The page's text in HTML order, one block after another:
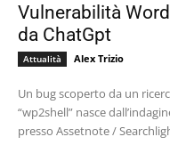
Vulnerabilità
da ChatGpt
Attualità Alex Trizio
Un bug scoperto da un ricercatore (e
“wp2shell” nasce
presso Assetnote /